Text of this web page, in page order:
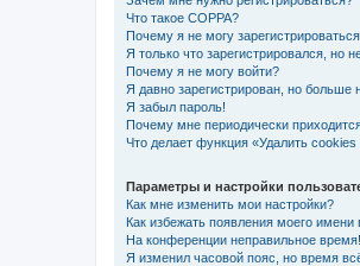
Что такое COPPA?
Почему я не могу
Я только что зарегистрировался, но
Почему я не могу войти?
Я давно зарегистрирован, но больше
Я забыл пароль!
Почему мне периодически
Что делает функция «Удалить
Параметры и настройки
Как мне изменить мои настройки?
Как избежать появления моего
На конференции неправильное время!
Я изменил часовой пояс, но время